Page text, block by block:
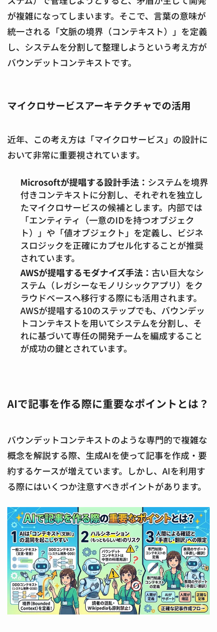
が複雑になってしまいます。そこで、言葉の意味が
統一される「文脈の境界（コンテキスト）」を定義
し、システムを分割して整理しようという考え方が
バウンデットコンテキストです。
マイクロサービスアーキテクチャでの活用
近年、この考え方は「マイクロサービス」の設計に
おいて非常に重要視されています。
Microsoftが提唱する設計手法： システムを境界
付きコンテキストに分割し、それぞれを独立し
たマイクロサービスの候補とします。内部では
「エンティティ（一意のIDを持つオブジェク
ト）」や「値オブジェクト」を定義し、ビジネ
スロジックを正確にカプセル化することが推奨
されています。
AWSが提唱するモダナイズ手法： 古い巨大なシ
ステム（レガシーなモノリシックアプリ）をク
ラウドベースへ移行する際にも活用されます。
AWSが提唱する10のステップでも、バウンデッ
トコンテキストを用いてシステムを分割し、そ
れに基づいて専任の開発チームを編成すること
が成功の鍵とされています。
AIで記事を作る際に重要なポイントとは？
バウンデットコンテキストのような専門的で複雑な
概念を解説する際、生成AIを使って記事を作成・要
約するケースが増えています。しかし、AIを利用す
る際にはいくつか注意すべきポイントがあります。